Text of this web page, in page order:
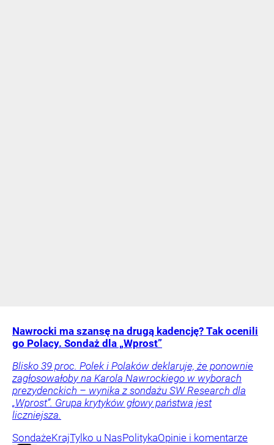
Nawrocki ma szansę na drugą kadencję? Tak ocenili
go Polacy. Sondaż dla „Wprost”
Blisko 39 proc. Polek i Polaków deklaruje, że ponownie
zagłosowałoby na Karola Nawrockiego w wyborach
prezydenckich – wynika z sondażu SW Research dla
„Wprost”. Grupa krytyków głowy państwa jest
liczniejsza.
SondażeKrajTylko u NasPolitykaOpinie i komentarze